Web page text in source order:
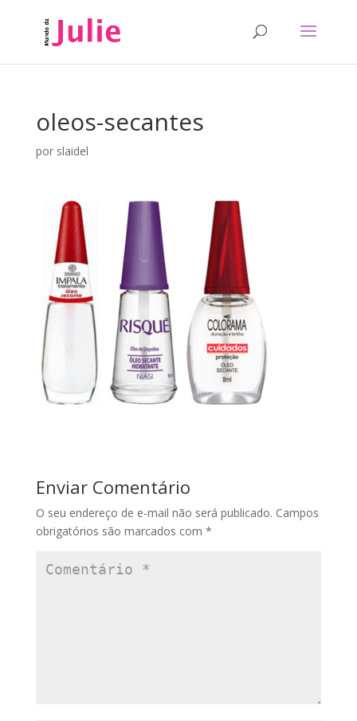
oleos-secantes
por slaidel
Enviar Comentário
O seu endereço de e-mail não será publicado. Campos
obrigatórios são marcados com *